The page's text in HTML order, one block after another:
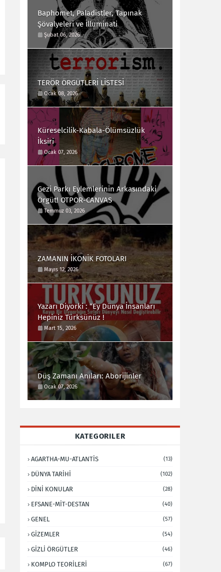
Baphomet, Paladistler, Tapınak
Şövalyeleri ve İlluminati
Şubat 06, 2026
TERÖR ÖRGÜTLERİ LİSTESİ
Ocak 08, 2026
Küreselcilik-Kabala-Ölümsüzlük
İksiri
Ocak 07, 2026
Gezi Parkı Eylemlerinin Arkasındaki
Örgüt! OTPOR-CANVAS
Temmuz 03, 2026
ZAMANIN İKONİK FOTOLARI
Mayıs 12, 2026
Yazarı Diyorki : “Ey Dünya İnsanları
Hepiniz Türksünüz !
Mart 15, 2026
Düş Zamanı Anıları: Aborijinler
Ocak 07, 2026
KATEGORILER
AGARTHA-MU-ATLANTİS (13)
DÜNYA TARİHİ (102)
DİNİ KONULAR (28)
EFSANE-MİT-DESTAN (40)
GENEL (57)
GİZEMLER (54)
GİZLİ ÖRGÜTLER (46)
KOMPLO TEORİLERİ (67)